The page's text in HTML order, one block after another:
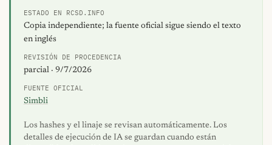
ESTADO EN RCSD.INFO
Copia independiente; la fuente oficial sigue siendo el texto
en inglés
REVISIÓN DE PROCEDENCIA
parcial · 9/7/2026
FUENTE OFICIAL
Simbli
Los hashes y el linaje se revisan automáticamente. Los
detalles de ejecución de IA se guardan cuando están